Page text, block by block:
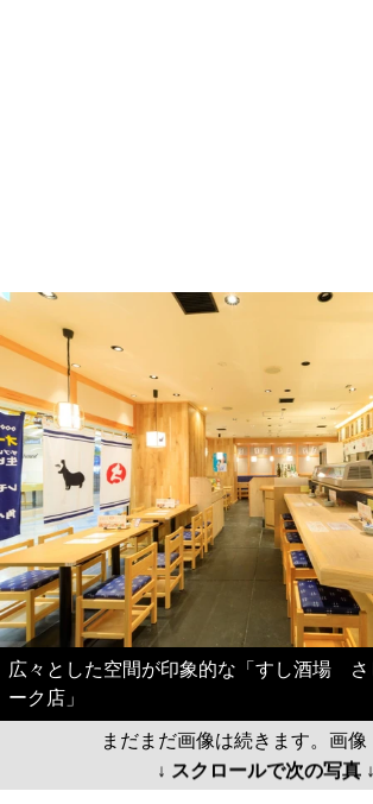
広々とした空間が印象的な「すし酒場
ーク店」
まだまだ画像は続きます。画像
↓ スクロールで次の写真 ↓